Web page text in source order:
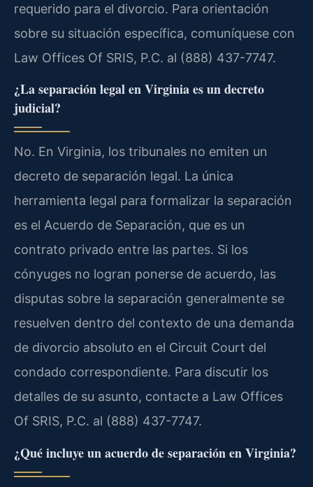
requerido para el divorcio. Para orientación
sobre su situación específica, comuníquese con
Law Offices Of SRIS, P.C. al (888) 437-7747.
¿La separación legal en Virginia es un decreto
judicial?
No. En Virginia, los tribunales no emiten un
decreto de separación legal. La única
herramienta legal para formalizar la separación
es el Acuerdo de Separación, que es un
contrato privado entre las partes. Si los
cónyuges no logran ponerse de acuerdo, las
disputas sobre la separación generalmente se
resuelven dentro del contexto de una demanda
de divorcio absoluto en el Circuit Court del
condado correspondiente. Para discutir los
detalles de su asunto, contacte a Law Offices
Of SRIS, P.C. al (888) 437-7747.
¿Qué incluye un acuerdo de separación en Virginia?